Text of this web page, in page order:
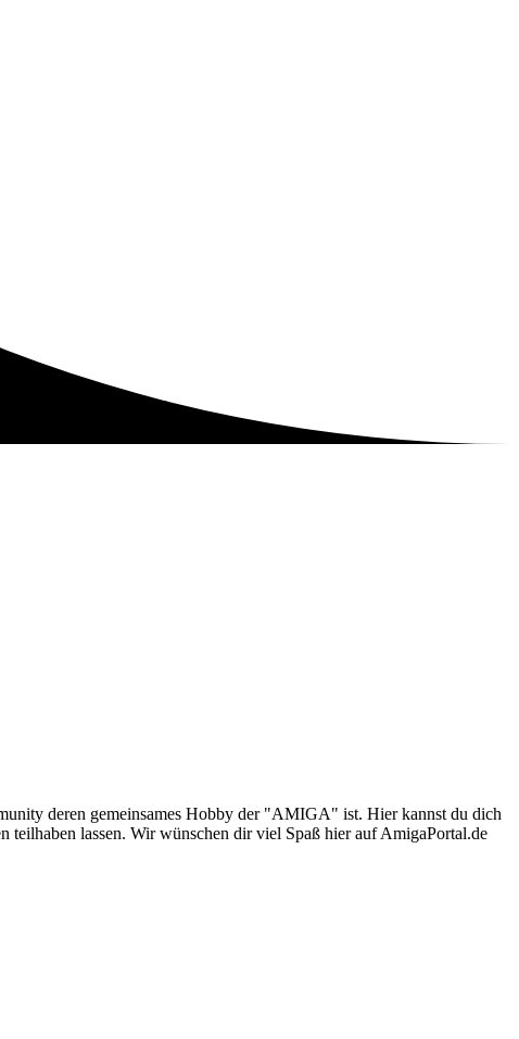
deren gemeinsames Hobby der "AMIGA" ist. Hier kannst du dich
teilhaben lassen. Wir wünschen dir viel Spaß hier auf AmigaPortal.de